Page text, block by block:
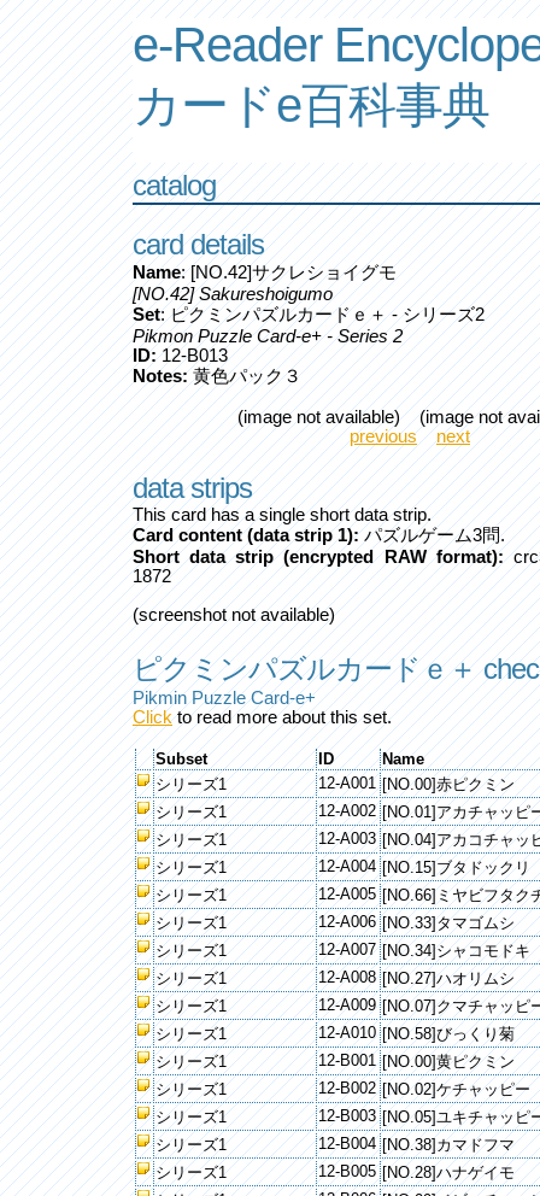
e-Reader
カードe百科事典
catalog
card details
Name: [NO.42]サクレショイグモ
[NO.42] Sakureshoigumo
Set: ピクミンパズルカードｅ＋ - シリーズ2
Pikmon Puzzle Card-e+ - Series 2
ID:12-B013
Notes:黄色パック３
(image not available) (image not
previous
next
data strips
This card has a single short data strip.
Card content (data strip 1):パズルゲーム3問.
Short data strip (encrypted RAW format):
1872
(screenshot not available)
ピクミンパズルカードｅ＋
Pikmin Puzzle Card-e+
Clickto read more about this set.
Subset ID
Name
シリーズ1
12-A001 [NO.00]赤ピクミン
シリーズ1
12-A002 [NO.01]アカチャッピ
シリーズ1
12-A003 [NO.04]アカコチャッ
シリーズ1
12-A004 [NO.15]ブタドックリ
シリーズ1
12-A005 [NO.66]ミヤビフタク
シリーズ1
12-A006 [NO.33]タマゴムシ
シリーズ1
12-A007 [NO.34]シャコモドキ
シリーズ1
12-A008 [NO.27]ハオリムシ
シリーズ1
12-A009 [NO.07]クマチャッピ
シリーズ1
12-A010 [NO.58]びっくり菊
シリーズ1
12-B001 [NO.00]黄ピクミン
シリーズ1
12-B002 [NO.02]ケチャッピー
シリーズ1
12-B003 [NO.05]ユキチャッピ
シリーズ1
12-B004 [NO.38]カマドフマ
シリーズ1
12-B005 [NO.28]ハナゲイモ